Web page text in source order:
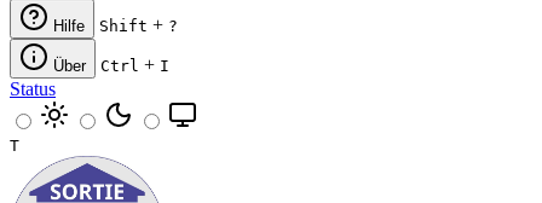
Hilfe Shift + ?
Über Ctrl + I
Status
T